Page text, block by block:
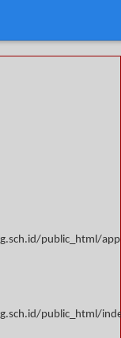
public_html/
public_html/